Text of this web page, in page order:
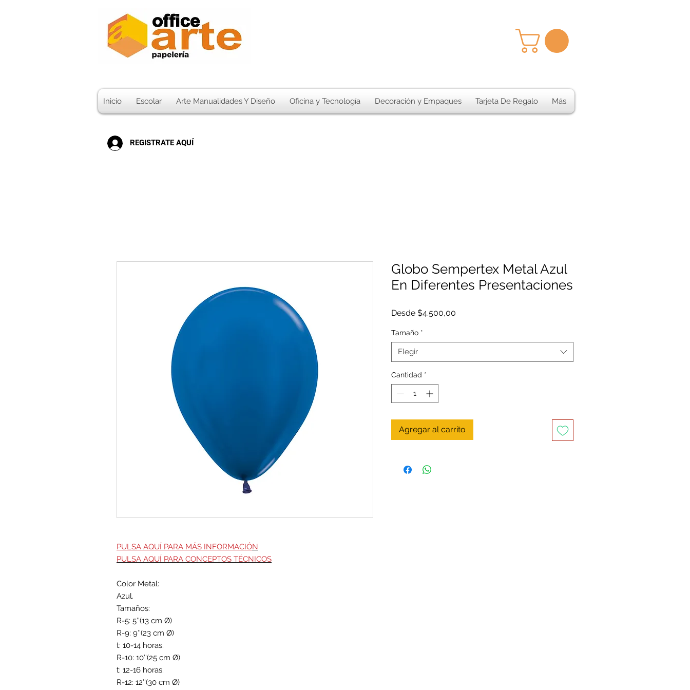
Inicio Escolar Arte Manualidades Y Diseño Oficina y Tecnología Decoración y Empaques Tarjeta De Regalo Más
REGISTRATE AQUÍ
PULSA AQUÍ PARA MÁS INFORMACIÓN
PULSA AQUÍ PARA CONCEPTOS TÉCNICOS
Color Metal:
Azul.
Tamaños:
R-5: 5″(13 cm Ø)
R-9: 9″(23 cm Ø)
t: 10-14 horas.
R-10: 10″(25 cm Ø)
t: 12-16 horas.
R-12: 12″(30 cm Ø)
Globo Sempertex Metal Azul
En Diferentes Presentaciones
Desde $4.500,00
Tamaño *
Elegir
Cantidad *
Agregar al carrito